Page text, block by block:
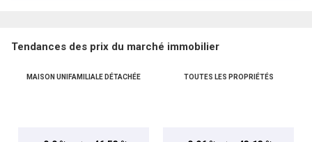
Tendances des prix du marché immobilier
MAISON UNIFAMILIALE DÉTACHÉE TOUTES LES PROPRIÉTÉS